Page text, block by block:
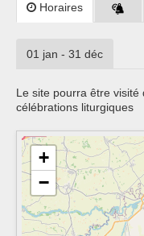
Horaires
01 jan - 31 déc
Le site pourra être
célébrations liturgiques
+
−